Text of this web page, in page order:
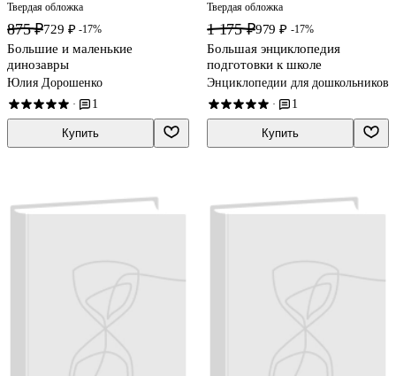
Твердая обложка
875 ₽729 ₽ -17%
Большие и маленькие
динозавры
Юлия Дорошенко
· 1
Купить
Твердая обложка
1 175 ₽979 ₽ -17%
Большая энциклопедия
подготовки к школе
Энциклопедии для дошкольников
· 1
Купить